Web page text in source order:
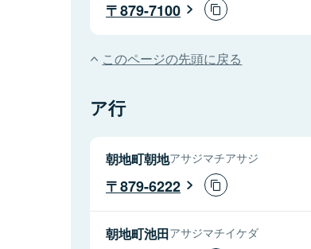
879-7100
このページの先頭に戻る
ア行
朝地町朝地アサジマチアサジ
879-6222
朝地町池田アサジマチイケダ